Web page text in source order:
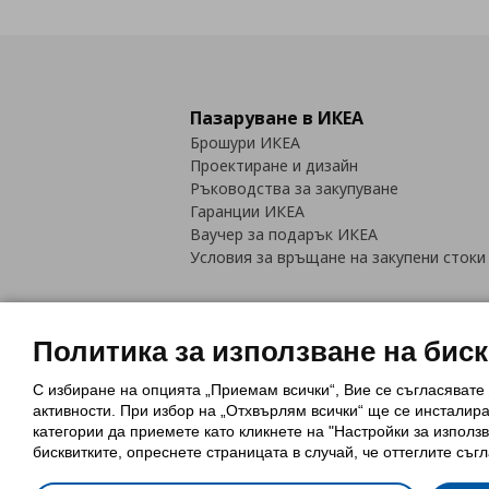
Пазаруване в ИКЕА
Брошури ИКЕА
Проектиране и дизайн
Ръководства за закупуване
Гаранции ИКЕА
Ваучер за подарък ИКЕА
Условия за връщане на закупени стоки
Политика за използване на
Обща политика за личните данни
Политика за защита на лични
Политика за използване на
С избиране на опцията „Приемам всички“, Вие се
активности. При избор на „Отхвърлям всички“ ще се
категории да приемете като кликнете на "Настройки за
бисквитките, опреснете страницата в случай, че оттеглите